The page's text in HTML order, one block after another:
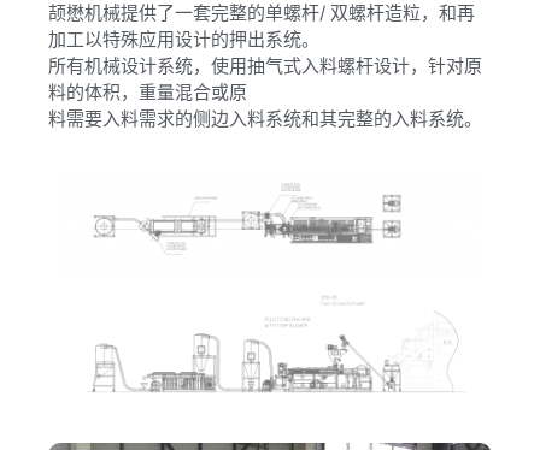
颉懋机械提供了一套完整的单螺杆/ 双螺杆造粒，和再
加工以特殊应用设计的押出系统。
所有机械设计系统，使用抽气式入料螺杆设计，针对原
料的体积，重量混合或原
料需要入料需求的侧边入料系统和其完整的入料系统。